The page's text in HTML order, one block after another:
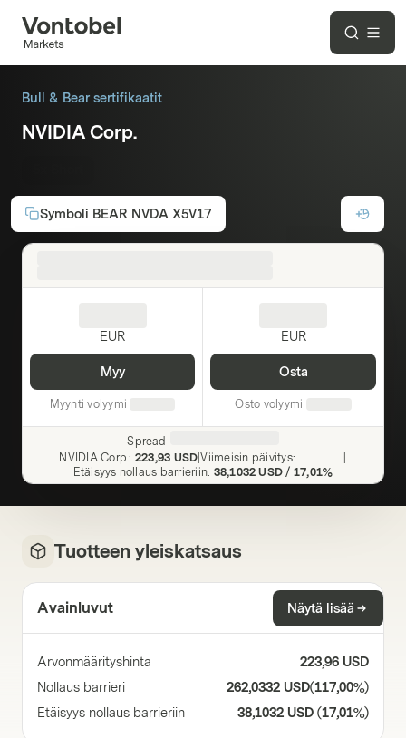
Bull & Bear sertifikaatit
NVIDIA Corp.
Symboli BEAR NVDA X5V17
EUR
Myy
Myynti volyymi
EUR
Osta
Osto volyymi
Spread
NVIDIA Corp.: 223,93 USD |Viimeisin päivitys:
Etäisyys nollaus barrieriin: 38,1032 USD / 17,01%
Tuotteen yleiskatsaus
Avainluvut Näytä lisää
Arvonmäärityshinta
223,96 USD
Nollaus barrieri
262,0332 USD(117,00%)
Etäisyys nollaus barrieriin
38,1032 USD (17,01%)